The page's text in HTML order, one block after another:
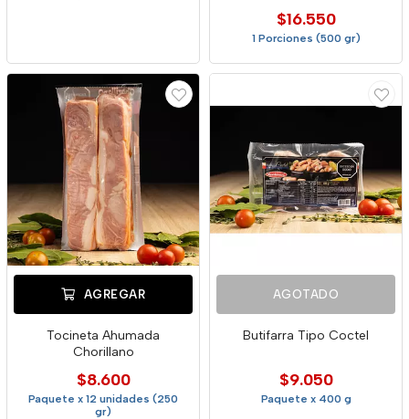
$16.550
1 Porciones (500 gr)
AGREGAR
Tocineta Ahumada
Chorillano
$8.600
Paquete x 12 unidades (250
gr)
AGOTADO
Butifarra Tipo Coctel
$9.050
Paquete x 400 g